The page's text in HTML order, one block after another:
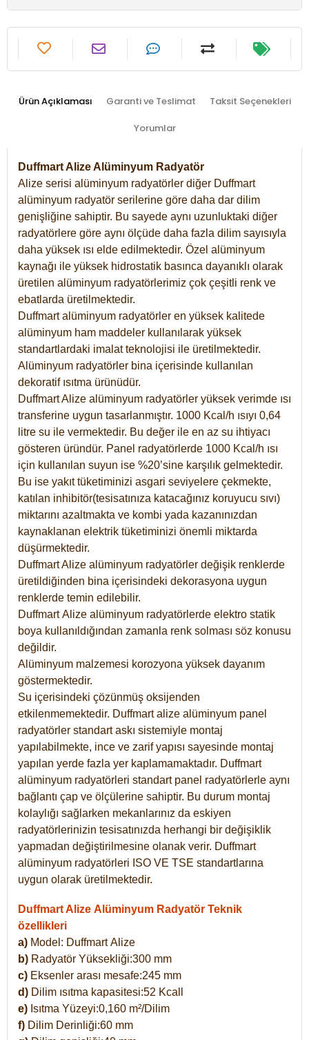
Ürün Açıklaması Garanti ve Teslimat Taksit Seçenekleri
Yorumlar
Duffmart Alize Alüminyum Radyatör
Alize serisi alüminyum radyatörler diğer Duffmart
alüminyum radyatör serilerine göre daha dar dilim
genişliğine sahiptir. Bu sayede aynı uzunluktaki diğer
radyatörlere göre aynı ölçüde daha fazla dilim sayısıyla
daha yüksek ısı elde edilmektedir. Özel alüminyum
kaynağı ile yüksek hidrostatik basınca dayanıklı olarak
üretilen alüminyum radyatörlerimiz çok çeşitli renk ve
ebatlarda üretilmektedir.
Duffmart alüminyum radyatörler en yüksek kalitede
alüminyum ham maddeler kullanılarak yüksek
standartlardaki imalat teknolojisi ile üretilmektedir.
Alüminyum radyatörler bina içerisinde kullanılan
dekoratif ısıtma ürünüdür.
Duffmart Alize alüminyum radyatörler yüksek verimde ısı
transferine uygun tasarlanmıştır. 1000 Kcal/h ısıyı 0,64
litre su ile vermektedir. Bu değer ile en az su ihtiyacı
gösteren üründür. Panel radyatörlerde 1000 Kcal/h ısı
için kullanılan suyun ise %20’sine karşılık gelmektedir.
Bu ise yakıt tüketiminizi asgari seviyelere çekmekte,
katılan inhibitör(tesisatınıza katacağınız koruyucu sıvı)
miktarını azaltmakta ve kombi yada kazanınızdan
kaynaklanan elektrik tüketiminizi önemli miktarda
düşürmektedir.
Duffmart Alize alüminyum radyatörler değişik renklerde
üretildiğinden bina içerisindeki dekorasyona uygun
renklerde temin edilebilir.
DuffmartAlize alüminyum radyatörlerde elektro statik
boya kullanıldığından zamanla renk solması söz konusu
değildir.
Alüminyum malzemesi korozyona yüksek dayanım
göstermektedir.
Su içerisindeki çözünmüş oksijenden
etkilenmemektedir. Duffmart alize alüminyum panel
radyatörler standart askı sistemiyle montaj
yapılabilmekte, ince ve zarif yapısı sayesinde montaj
yapılan yerde fazla yer kaplamamaktadır. Duffmart
alüminyum radyatörleri standart panel radyatörlerle aynı
bağlantı çap ve ölçülerine sahiptir. Bu durum montaj
kolaylığı sağlarken mekanlarınız da eskiyen
radyatörlerinizin tesisatınızda herhangi bir değişiklik
yapmadan değiştirilmesine olanak verir. Duffmart
alüminyum radyatörleri ISO VE TSE standartlarına
uygun olarak üretilmektedir.
Duffmart Alize Alüminyum Radyatör Teknik
özellikleri
a) Model: DuffmartAlize
b) Radyatör Yüksekliği:300 mm
c) Eksenler arası mesafe:245 mm
d) Dilim ısıtma kapasitesi:52 Kcall
e) Isıtma Yüzeyi:0,160 m²/Dilim
f) Dilim Derinliği:60 mm